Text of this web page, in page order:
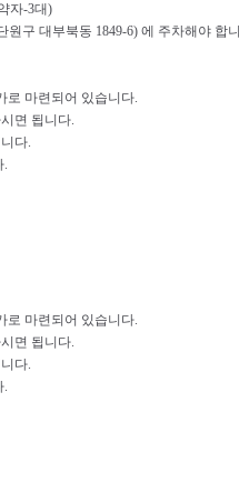
자-3대)
구 대부북동 1849-6) 에 주차해야 합
로 마련되어 있습니다.
면 됩니다.
다.
.
로 마련되어 있습니다.
면 됩니다.
다.
.